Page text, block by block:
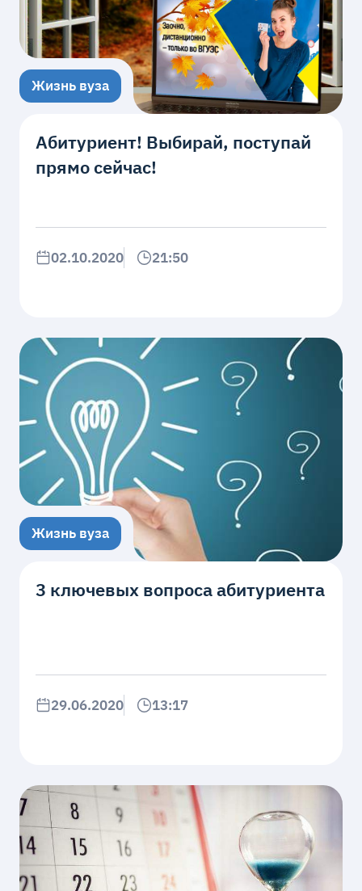
Жизнь вуза
Абитуриент! Выбирай, поступай
прямо сейчас!
02.10.2020 21:50
Жизнь вуза
3 ключевых вопроса абитуриента
29.06.2020 13:17